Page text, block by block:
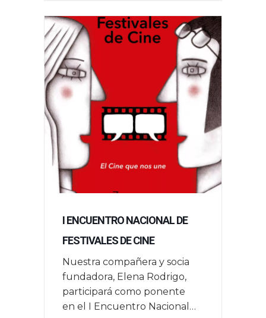
I ENCUENTRO NACIONAL DE
FESTIVALES DE CINE
Nuestra compañera y socia
fundadora, Elena Rodrigo,
participará como ponente
en el I Encuentro Nacional